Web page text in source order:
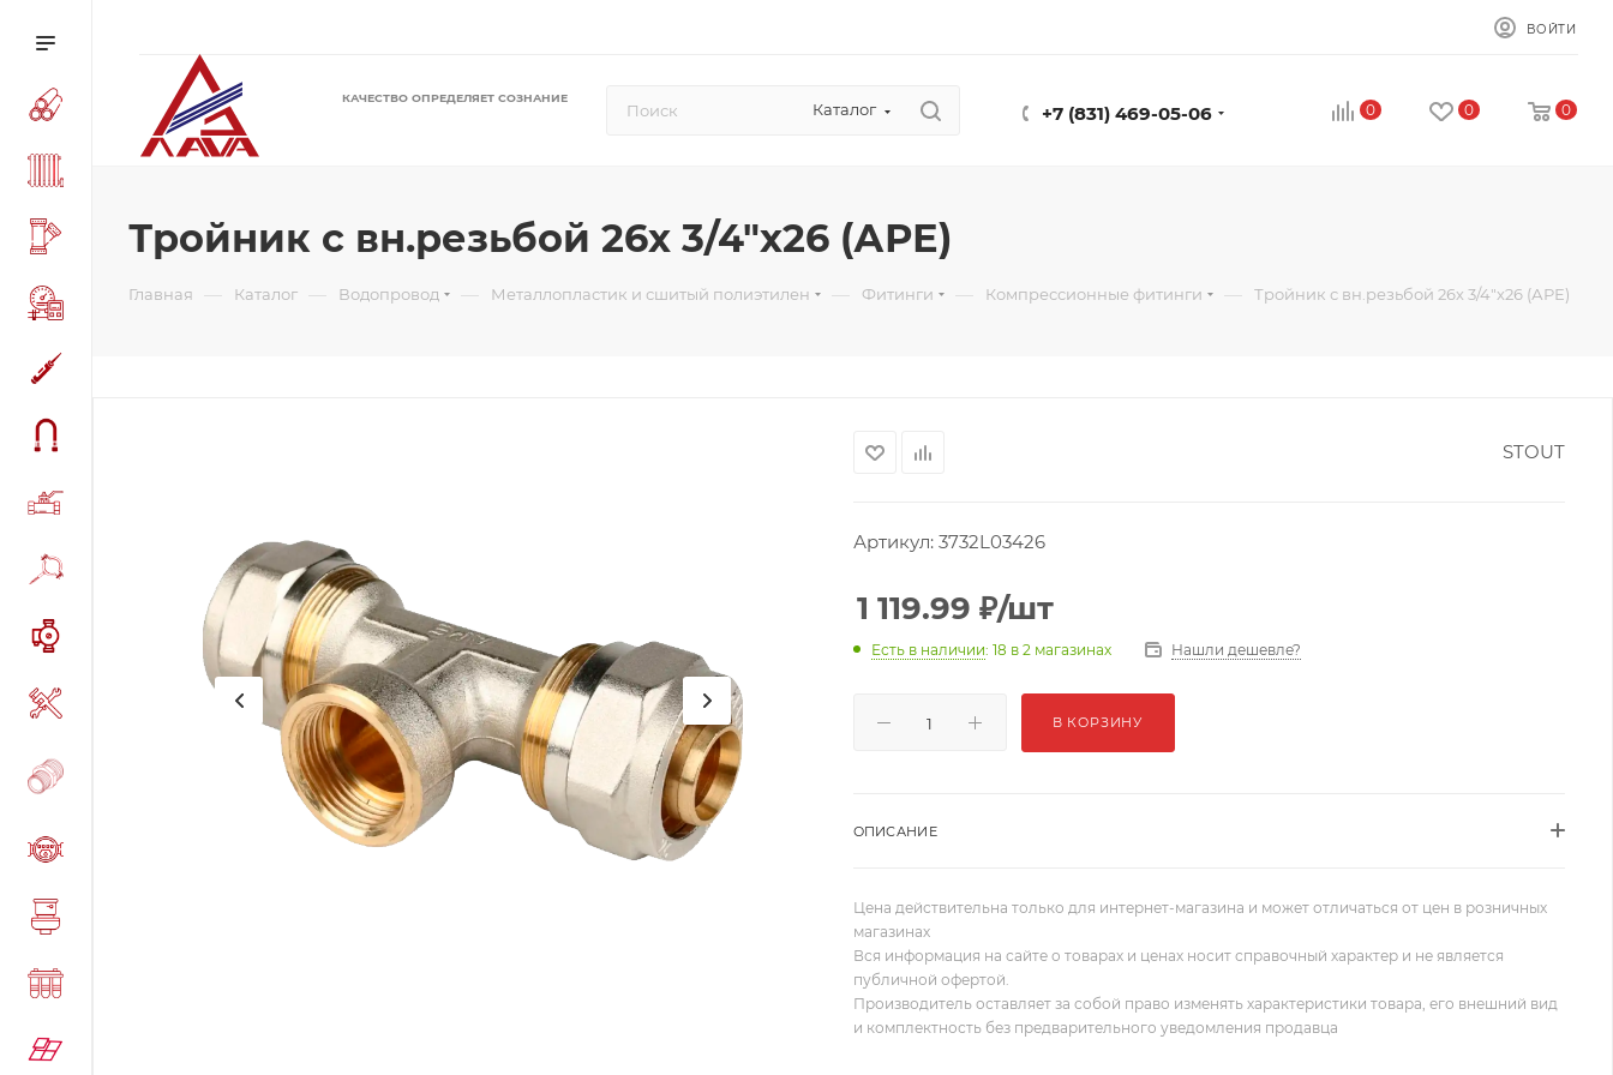
ВОЙТИ
КАЧЕСТВО ОПРЕДЕЛЯЕТ СОЗНАНИЕ
Каталог +7 (831) 469-05-06 0 0 0
Тройник с вн.резьбой 26х 3/4"х26 (АРЕ)
Главная — Каталог — Водопровод — Металлопластик и сшитый полиэтилен — Фитинги — Компрессионные фитинги — Тройник с вн.резьбой 26х 3/4"х26 (АРЕ)
STOUT
Артикул: 3732L03426
1 119.99 ₽/шт
Есть в наличии: 18 в 2 магазинах Нашли дешевле?
В КОРЗИНУ
ОПИСАНИЕ
Цена действительна только для интернет-магазина и может отличаться от цен в розничных
магазинах
Вся информация на сайте о товарах и ценах носит справочный характер и не является
публичной офертой.
Производитель оставляет за собой право изменять характеристики товара, его внешний вид
и комплектность без предварительного уведомления продавца